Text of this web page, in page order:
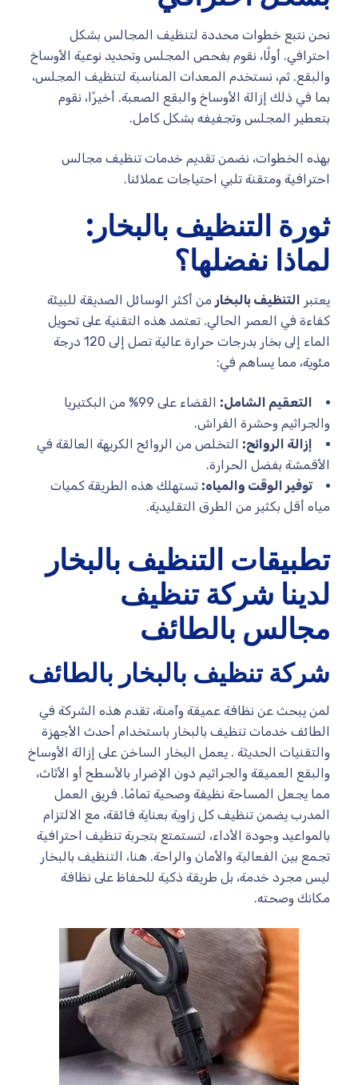
نحن نتبع خطوات محددة لتنظيف المجالس بشكل
احترافي. أولًا، نقوم بفحص المجلس وتحديد نوعية الأوساخ
والبقع. ثم، نستخدم المعدات المناسبة لتنظيف المجلس،
بما في ذلك إزالة الأوساخ والبقع الصعبة. أخيرًا، نقوم
بتعطير المجلس وتجفيفه بشكل كامل.
بهذه الخطوات، نضمن تقديم خدمات تنظيف مجالس
احترافية ومتقنة تلبي احتياجات عملائنا.
ثورة التنظيف بالبخار:
لماذا نفضلها؟
يعتبر التنظيف بالبخار من أكثر الوسائل الصديقة للبيئة
كفاءة في العصر الحالي. تعتمد هذه التقنية على تحويل
الماء إلى بخار بدرجات حرارة عالية تصل إلى 120 درجة
مئوية، مما يساهم في:
التعقيم الشامل:
القضاء على 99% من البكتيريا
والجراثيم وحشرة الفراش.
إزالة الروائح: التخلص من الروائح الكريهة العالقة في
الأقمشة بفضل الحرارة.
توفير الوقت والمياه: تستهلك هذه الطريقة كميات
مياه أقل بكثير من الطرق التقليدية.
تطبيقات التنظيف بالبخار
لدينا شركة تنظيف
مجالس بالطائف
شركة تنظيف بالبخار بالطائف
لمن يبحث عن نظافة عميقة وآمنة، تقدم هذه الشركة في
الطائف خدمات تنظيف بالبخار باستخدام أحدث الأجهزة
والتقنيات الحديثة . يعمل البخار الساخن على إزالة الأوساخ
والبقع العميقة والجراثيم دون الإضرار بالأسطح أو الأثاث،
مما يجعل المساحة نظيفة وصحية تمامًا. فريق العمل
المدرب يضمن تنظيف كل زاوية بعناية فائقة، مع الالتزام
بالمواعيد وجودة الأداء، لتستمتع بتجربة تنظيف احترافية
تجمع بين الفعالية والأمان والراحة. هنا، التنظيف بالبخار
ليس مجرد خدمة، بل طريقة ذكية للحفاظ على نظافة
مكانك وصحته.